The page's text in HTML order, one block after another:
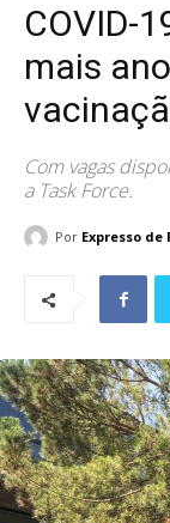
COVID-
mais
Com vagas
a Task Force.
Por Expresso de